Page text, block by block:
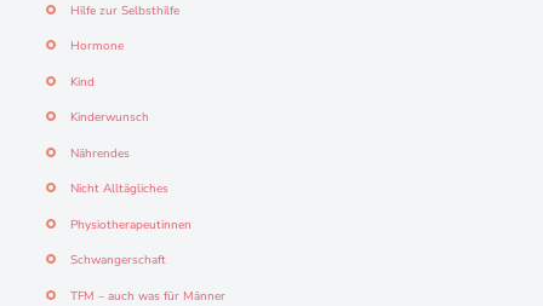
Hilfe zur Selbsthilfe
Hormone
Kind
Kinderwunsch
Nährendes
Nicht Alltägliches
Physiotherapeutinnen
Schwangerschaft
TFM – auch was für Männer